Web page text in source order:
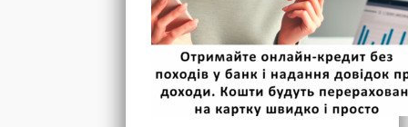
Фінанси IN UA
вулиця Хрещатик, 14
Київ, 01001
Україна